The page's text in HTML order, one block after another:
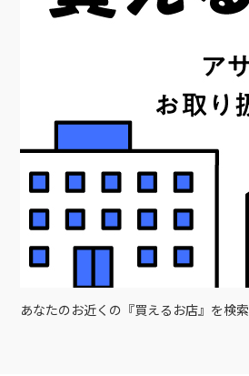
あなたのお近くの『買えるお店』を検索